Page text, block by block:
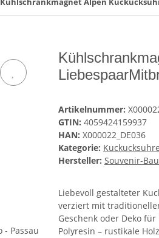
Artikelnummer:
GTIN: 4059424159937
HAN: X000022_DE036
Kategorie:
Hersteller: Souvenir-
Liebevoll gestalteter
verziert mit
Geschenk oder Deko
Polyresin – rustikale